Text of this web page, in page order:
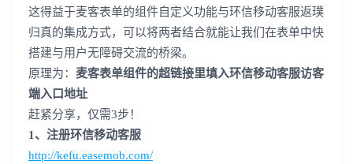
这得益于麦客表单的组件自定义功能与环信移动客服返璞
归真的集成方式，可以将两者结合就能让我们在表单中快
搭建与用户无障碍交流的桥梁。
原理为： 麦客表单组件的超链接里填入环信移动客服访客
端入口地址
赶紧分享，仅需3步！
1、注册环信移动客服
http://kefu.easemob.com/